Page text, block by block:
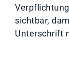
sichtbar,
Unterschrift